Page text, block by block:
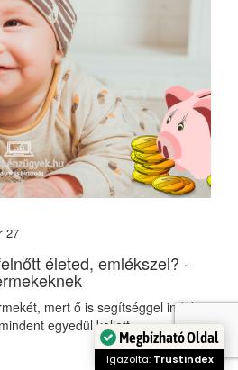
27
életed, emlékszel? -
mert ő is segítséggel indult,
egyedül kellett
Megbízható Oldal